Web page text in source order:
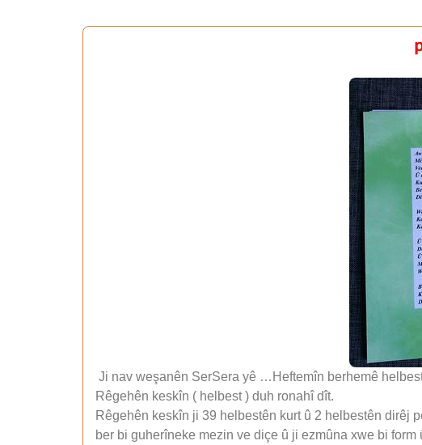
Ji nav weşanên SerSera yê …Heftemîn berhemê
Rêgehên keskîn ( helbest ) duh ronahî dît.
Rêgehên keskîn ji 39 helbestên kurt û 2 helbestên dirêj
ber bi guherîneke mezin ve diçe û ji ezmûna xwe bi